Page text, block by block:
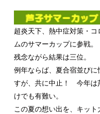
超炎天下、熱中症対策・
ムのサマーカップに参戦
残念ながら結果は三位。
例年ならば、夏合宿並び
すが、共に中止！ 今年は
けでも有難い。
この夏の想い出を、キッ